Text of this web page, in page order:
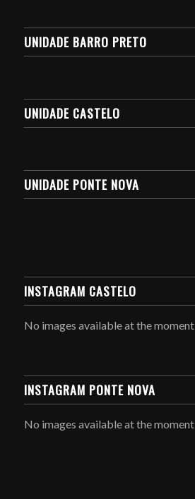
UNIDADE BARRO PRETO
UNIDADE CASTELO
UNIDADE PONTE NOVA
INSTAGRAM CASTELO
No images available at the moment
INSTAGRAM PONTE NOVA
No images available at the moment